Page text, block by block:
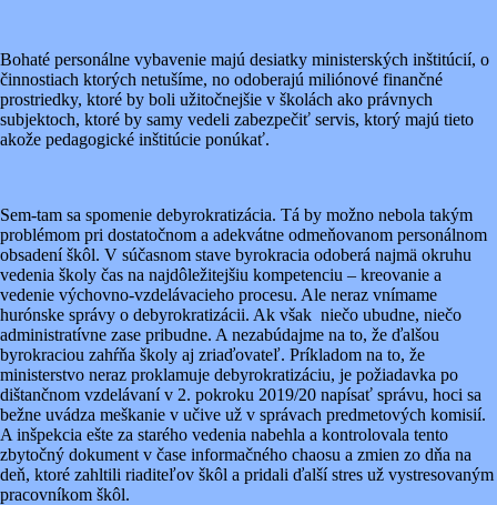
Bohaté personálne vybavenie majú desiatky ministerských inštitúcií, o
činnostiach ktorých netušíme, no odoberajú miliónové finančné
prostriedky, ktoré by boli užitočnejšie v školách ako právnych
subjektoch, ktoré by samy vedeli zabezpečiť servis, ktorý majú tieto
akože pedagogické inštitúcie ponúkať.
Sem-tam sa spomenie debyrokratizácia. Tá by možno nebola takým
problémom pri dostatočnom a adekvátne odmeňovanom personálnom
obsadení škôl. V súčasnom stave byrokracia odoberá najmä okruhu
vedenia školy čas na najdôležitejšiu kompetenciu – kreovanie a
vedenie výchovno-vzdelávacieho procesu. Ale neraz vnímame
hurónske správy o debyrokratizácii. Ak však niečo ubudne, niečo
administratívne zase pribudne. A nezabúdajme na to, že ďalšou
byrokraciou zahŕňa školy aj zriaďovateľ. Príkladom na to, že
ministerstvo neraz proklamuje debyrokratizáciu, je požiadavka po
dištančnom vzdelávaní v 2. pokroku 2019/20 napísať správu, hoci sa
bežne uvádza meškanie v učive už v správach predmetových komisií.
A inšpekcia ešte za starého vedenia nabehla a kontrolovala tento
zbytočný dokument v čase informačného chaosu a zmien zo dňa na
deň, ktoré zahltili riaditeľov škôl a pridali ďalší stres už vystresovaným
pracovníkom škôl.